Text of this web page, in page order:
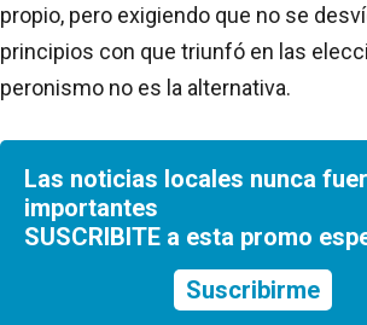
propio, pero exigiendo que no se
principios con que triunfó en las
peronismo no es la alternativa.
Las noticias locales nunca
importantes
SUSCRIBITE a esta promo
Suscribirme